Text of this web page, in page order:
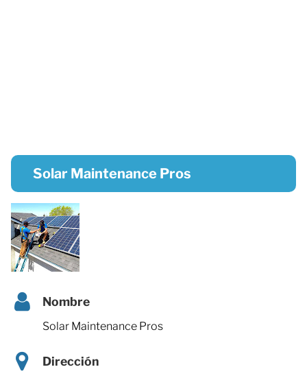
Solar Maintenance Pros
Nombre
Solar Maintenance Pros
Dirección